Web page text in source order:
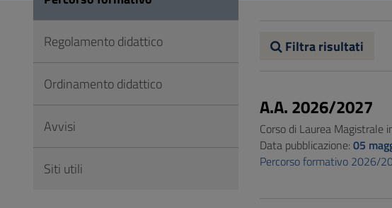
Footer
Filtra risultati
A.A. 2026/2027
Corso di Laurea Magistrale
Data pubblicazione: 05
Percorso formativo 2026/
Regolamento didattico
Ordinamento didattico
Avvisi
Siti utili